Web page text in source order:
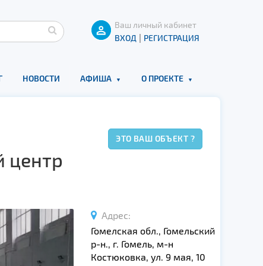
Ваш личный кабинет
ВХОД | РЕГИСТРАЦИЯ
НОВОСТИ АФИША О ПРОЕКТЕ
ЭТО ВАШ ОБЪЕКТ ?
центр
Адрес:
Гомелская обл., Гомельский
р-н., г. Гомель, м-н
Костюковка, ул. 9 мая, 10